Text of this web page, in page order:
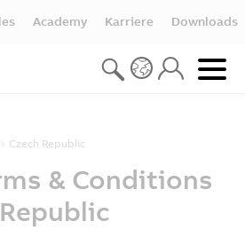
Academy Karriere Downloads
Czech Republic
& Conditions